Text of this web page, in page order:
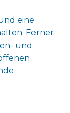
eine
Ferner
und